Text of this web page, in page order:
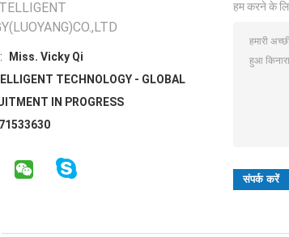
Miss. Vicky Qi
TECHNOLOGY - GLOBAL
IN PROGRESS
हम करने के